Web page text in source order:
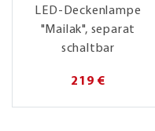
LED-Deckenlampe
"Mailak", separat
schaltbar
219 €